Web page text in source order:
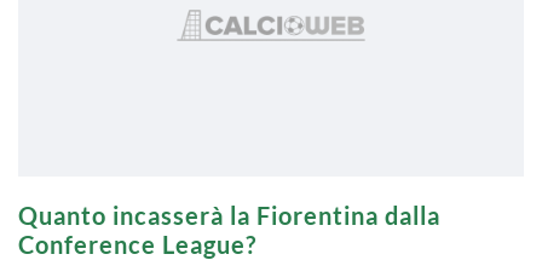
Quanto incasserà la Fiorentina dalla
Conference League?